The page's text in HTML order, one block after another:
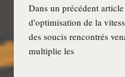
Dans un précédent
d'optimisation de la
des soucis rencontrés
multiplie les